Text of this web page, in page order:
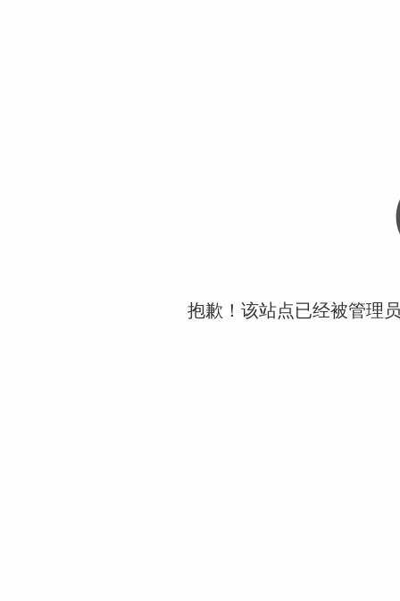
抱歉！该站点已经被管理